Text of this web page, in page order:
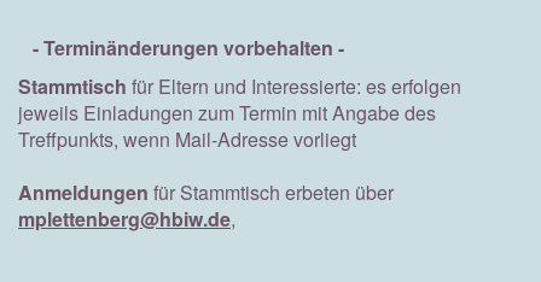
- Terminänderungen vorbehalten -
Stammtisch für Eltern und Interessierte: es erfolgen
jeweils Einladungen zum Termin mit Angabe des
Treffpunkts, wenn Mail-Adresse vorliegt
Anmeldungen für Stammtisch erbeten über
mplettenberg@hbiw.de,